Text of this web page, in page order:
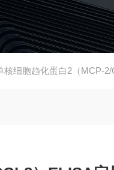
胞趋化蛋白2（MCP-2/CCL8）